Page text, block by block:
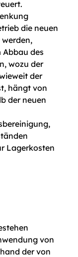
die neuen
des
wozu der
der
hängt von
der neuen
Lagerkosten
von
der von